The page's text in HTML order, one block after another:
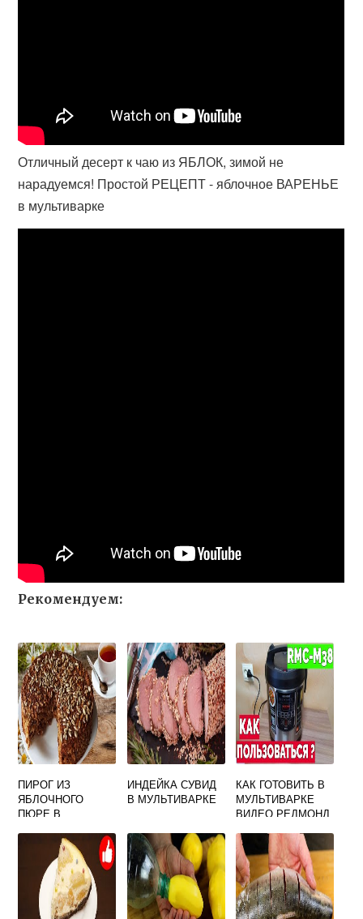
Отличный десерт к чаю из ЯБЛОК, зимой не
нарадуемся! Простой РЕЦЕПТ - яблочное ВАРЕНЬЕ
в мультиварке
Рекомендуем:
ПИРОГ ИЗ
ЯБЛОЧНОГО
ПЮРЕ В
ИНДЕЙКА СУВИД
В МУЛЬТИВАРКЕ
КАК ГОТОВИТЬ В
МУЛЬТИВАРКЕ
ВИДЕО РЕДМОНД